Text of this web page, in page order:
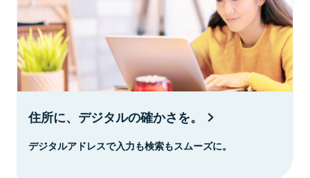
住所に、デジタルの確かさを。
デジタルアドレスで入力も検索もスムーズに。